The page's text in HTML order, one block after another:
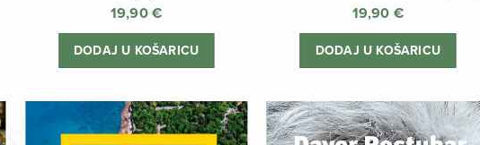
19,90€
DODAJ U KOŠARICU
19,90 €
DODAJ U KOŠARICU